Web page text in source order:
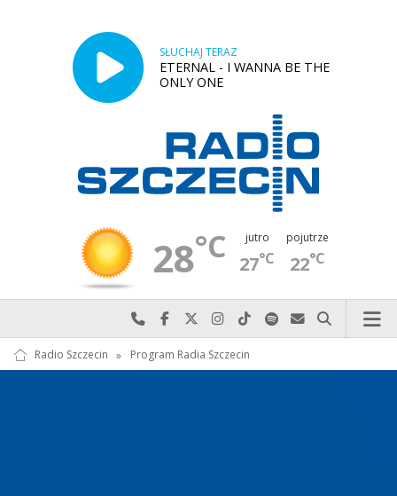
SŁUCHAJ TERAZ
ETERNAL - I WANNA BE THE
ONLY ONE
28°C jutro
27°C
pojutrze
22°C
Najlepiej po prostu do nas zadzwoń
Odwiedź nas na Facebook-u
Odwiedź nas na X
Odwiedź nas na Instagram-ie
Odwiedź nas na TikTok-u
Szukaj nas na Spotify
Wyślij do nas
Szukaj
Radio Szczecin » Program Radia Szczecin